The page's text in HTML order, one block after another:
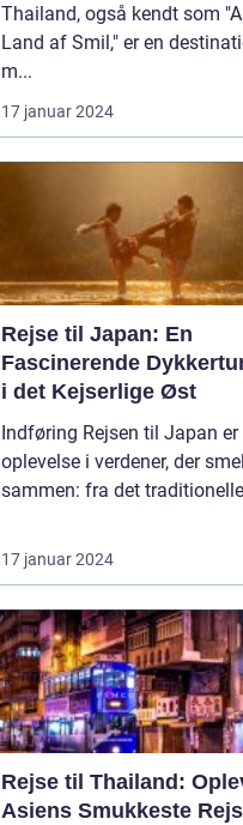
Thailand, også kendt som
Land af Smil," er en
m...
17 januar 2024
Rejse til Japan: En
Fascinerende
i det Kejserlige Øst
Indføring Rejsen til Japan er en
oplevelse i verdener, der
sammen: fra det
17 januar 2024
Rejse til Thailand:
Asiens Smukkeste